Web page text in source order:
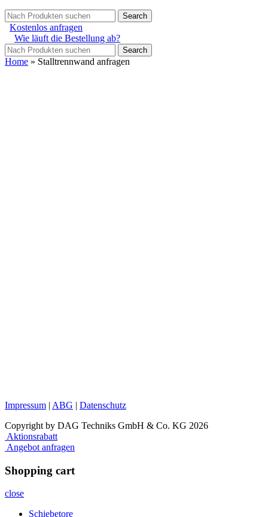
Search
Kostenlos anfragen
Wie läuft die Bestellung ab?
Search
Home » Stalltrennwand anfragen
Impressum | ABG | Datenschutz
Copyright by DAG Techniks GmbH & Co. KG 2026
Aktionsrabatt
Angebot anfragen
Shopping cart
close
Schiebetore